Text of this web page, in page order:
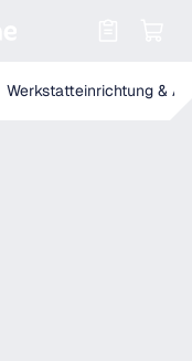
Werkstatteinrichtung &
mm, Stahl-Gitterrost